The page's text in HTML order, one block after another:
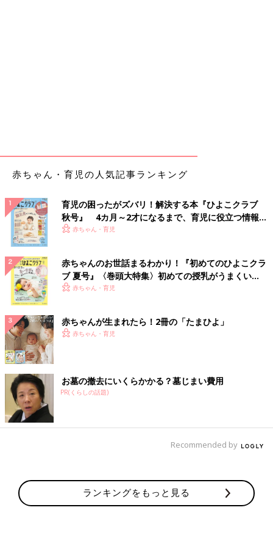
赤ちゃん・育児の人気記事ランキング
育児の困ったがズバリ！解決する本『ひよこクラブ
秋号』 4カ月～2才になるまで、育児に役立つ情報が
いっぱい！
赤ちゃん・育児
赤ちゃんのお世話まるわかり！『初めてのひよこクラ
ブ 夏号』〈巻頭大特集〉初めての授乳がうまくい
く！ おっぱい・ミルクの基本と夏のトラブル 解決テ
赤ちゃん・育児
赤ちゃんが生まれたら！2冊の「たまひよ」
赤ちゃん・育児
お墓の撤去にいくらかかる？墓じまい費用
PR(くらしの話題)
Recommended by
ランキングをもっと見る